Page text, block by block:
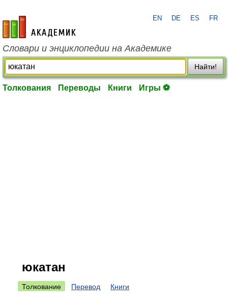
academic.ru
EN DE ES FR
Словари и энциклопедии на Академике
Найти!
Толкования Переводы Книги Игры ⚽
юкатан
Толкование Перевод Книги